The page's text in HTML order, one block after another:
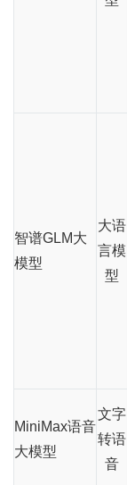
智谱GLM大
模型
大语
言模
型
MiniMax语音
大模型
文字
转语
音